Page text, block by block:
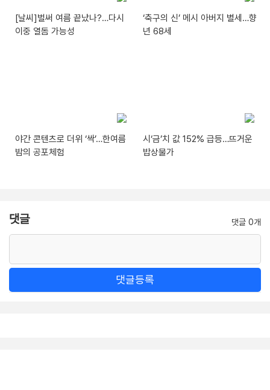
[날씨]벌써 여름 끝났나?…다시
이중 열돔 가능성
‘축구의 신’ 메시 아버지 별세…향
년 68세
야간 콘텐츠로 더위 ‘싹’…한여름
밤의 공포체험
시‘금’치 값 152% 급등…뜨거운
밥상물가
댓글 댓글 0개
댓글등록